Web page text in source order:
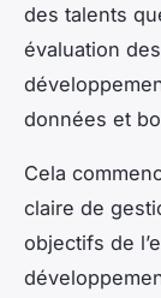
des talents
évaluation
données et
Cela
claire de
objectifs de